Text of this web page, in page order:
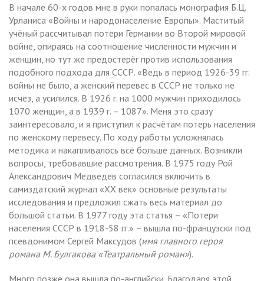
В начале 60-х годов мне в руки попалась монография Б.Ц.
Урланиса «Войны и народонаселение Европы». Маститый
учёный рассчитывал потери Германии во Второй мировой
войне, опираясь на соотношение численности мужчин и
женщин, но тут же предостерёг против использования
подобного подхода для СССР. «Ведь в период 1926-39 гг.
войны не было, а женский перевес в СССР не только не
исчез, а усилился. В 1926 г. на 1000 мужчин приходилось
1070 женщин, а в 1939 г. – 1087». Меня это сразу
заинтересовало, и я приступил к расчётам потерь населения
по женскому перевесу. По ходу работы усложнялась
методика и накапливалось всё больше данных. Возникли
вопросы, требовавшие рассмотрения. В 1975 году Рой
Александрович Медведев согласился включить в
самиздатский журнал «XX век» основные результаты
исследования и предложил сжать весь материал до
большой статьи. В 1977 году эта статья – «Потери
населения СССР в 1918-58 гг.» – вышла по-французски под
псевдонимом Сергей Максудов (имя главного героя
романа М. Булгакова «Театральный роман»).
Много позже она вышла по-английски. Благодаря этой